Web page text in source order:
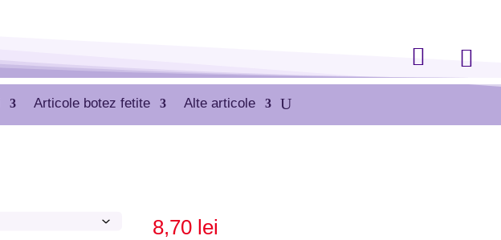
 
Articole botez fetite Alte articole
8,70 lei